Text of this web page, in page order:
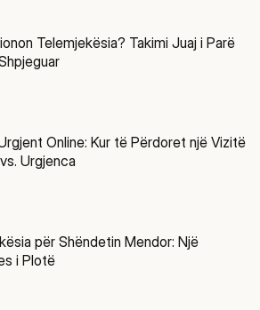
Telemjekësia? Takimi Juaj i Parë
Online: Kur të Përdoret një Vizitë
Urgjenca
për Shëndetin Mendor: Një
i Plotë